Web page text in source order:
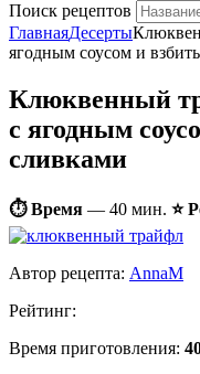
Поиск рецептов
ГлавнаяДесерты
ягодным соусом и
Клюквенный
с ягодным
сливками
⏱ Время — 40 мин. ⭐
Автор рецепта: AnnaM
Рейтинг:
Время приготовления: